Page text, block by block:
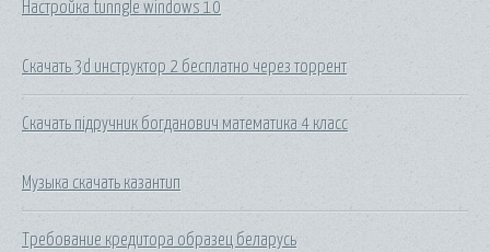
Настройка tunngle windows 10
Скачать 3d инструктор 2 бесплатно через торрент
Скачать підручник богданович математика 4 класс
Музыка скачать казантип
Требование кредитора образец беларусь